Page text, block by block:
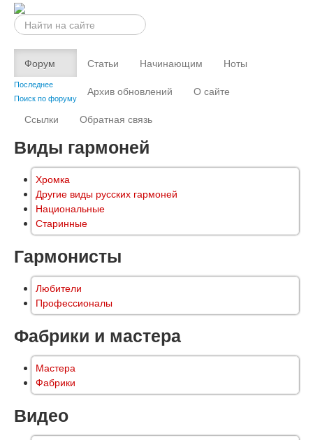
Искать...
Форум
Последнее
Поиск по форуму
Статьи Начинающим
Ноты
Архив обновлений
О сайте
Ссылки
Обратная связь
Виды гармоней
Хромка
Другие виды русских гармоней
Национальные
Старинные
Гармонисты
Любители
Профессионалы
Фабрики и мастера
Мастера
Фабрики
Видео